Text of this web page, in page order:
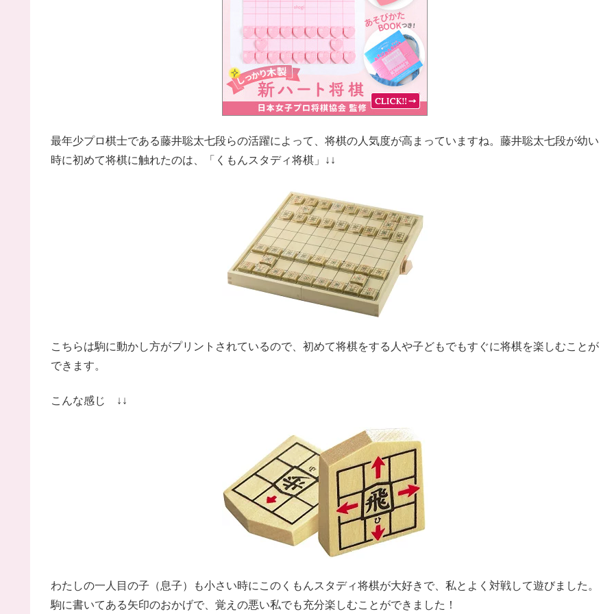
最年少プロ棋士である藤井聡太七段らの活躍によって、将棋の人気度が高まっていますね。藤井聡太七段が幼い
時に初めて将棋に触れたのは、「くもんスタディ将棋」↓↓
こちらは駒に動かし方がプリントされているので、初めて将棋をする人や子どもでもすぐに将棋を楽しむことが
できます。
こんな感じ ↓↓
わたしの一人目の子（息子）も小さい時にこのくもんスタディ将棋が大好きで、私とよく対戦して遊びました。
駒に書いてある矢印のおかげで、覚えの悪い私でも充分楽しむことができました！